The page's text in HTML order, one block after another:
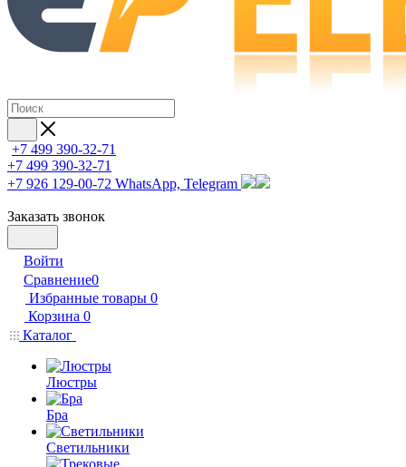
+7 499 390-32-71
+7 499 390-32-71
+7 926 129-00-72 WhatsApp, Telegram
Заказать звонок
Войти
Сравнение0
Избранные товары 0
Корзина 0
Каталог
Люстры
Бра
Светильники